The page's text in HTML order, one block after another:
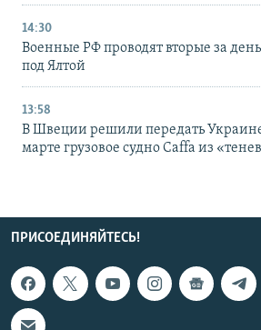
14:30
Военные РФ проводят вторые за
под Ялтой
13:58
В Швеции решили передать
марте грузовое судно Caffa из
ПРИСОЕДИНЯЙТЕСЬ!